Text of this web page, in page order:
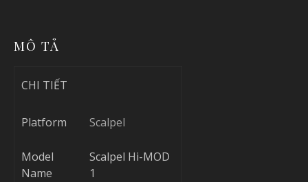
MÔ TẢ
CHI TIẾT
Platform Scalpel
Model
Name
Scalpel Hi-MOD
1